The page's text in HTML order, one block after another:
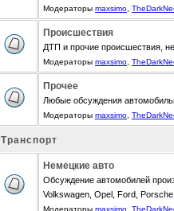
Модераторы maxsimo
Происшествия
ДТП и прочие происшествия,
Модераторы maxsimo
Прочее
Любые обсуждения
Модераторы maxsimo
Транспорт
Немецкие авто
Обсуждение автомобилей
Volkswagen, Opel, Ford,
Модераторы maxsimo